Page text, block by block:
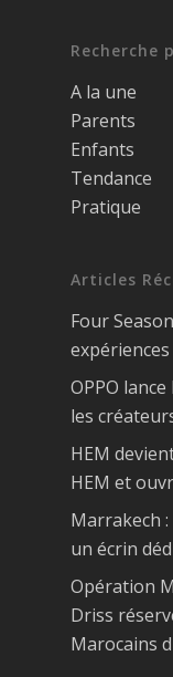
Recherche
A la une
Parents
Enfants
Tendance
Pratique
Articles
Four
OPPO
les
HEM
HEM et
Marrakech
un écrin
Opération
Driss
Marocains